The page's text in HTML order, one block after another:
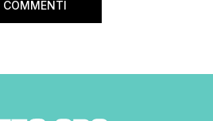
COMMENTI